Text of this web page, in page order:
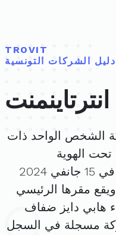
TROVIT
دليل الشركات التونسية
الشخص الواحد ذات
الهوية
. تم تأسيسها في 15 جانفي 2024
مقرها الرئيسي
هابي دايز ضفاف
مسجلة في السجل